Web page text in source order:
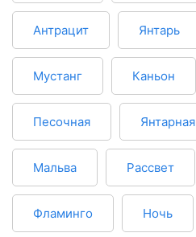
Антрацит Янтарь
Мустанг Каньон
Песочная Янтарная
Мальва Рассвет
Фламинго Ночь